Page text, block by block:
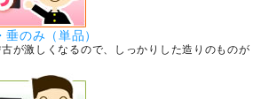
のみ（単品）
が激しくなるので、しっかりした造りのものが